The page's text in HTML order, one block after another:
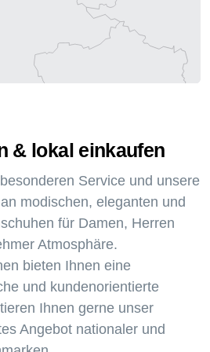
& lokal einkaufen
Service und unsere
modischen, eleganten und
für Damen, Herren
Atmosphäre.
bieten Ihnen eine
und kundenorientierte
Ihnen gerne unser
Angebot nationaler und